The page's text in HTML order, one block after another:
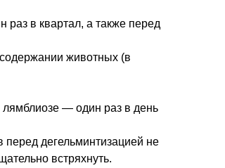
в квартал, а также перед
животных (в
лямблиозе — один раз в день
дегельминтизацией не
встряхнуть.